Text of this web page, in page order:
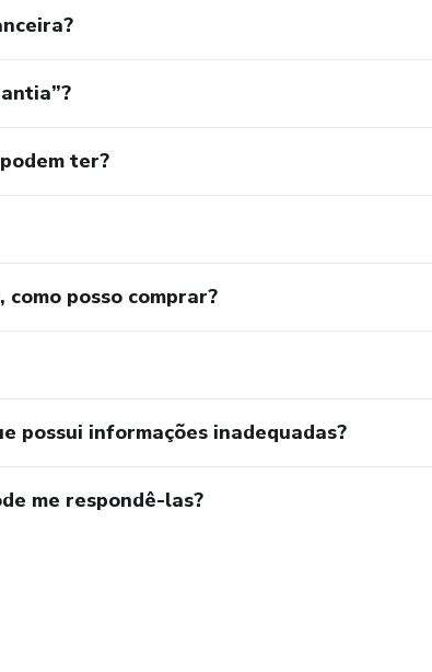
ter?
posso comprar?
possui informações inadequadas?
me respondê-las?